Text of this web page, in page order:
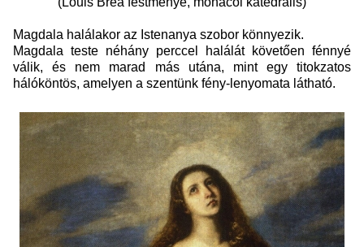
Magdala halálakor az Istenanya szobor könnyezik.
Magdala teste néhány perccel halálát követően fénnyé
válik, és nem marad más utána, mint egy titokzatos
hálóköntös, amelyen a szentünk fény-lenyomata látható.